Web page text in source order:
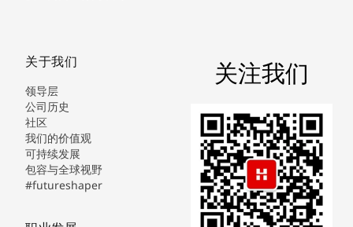
关于我们
领导层
公司历史
社区
我们的价值观
可持续发展
包容与全球视野
#futureshaper
关注我们